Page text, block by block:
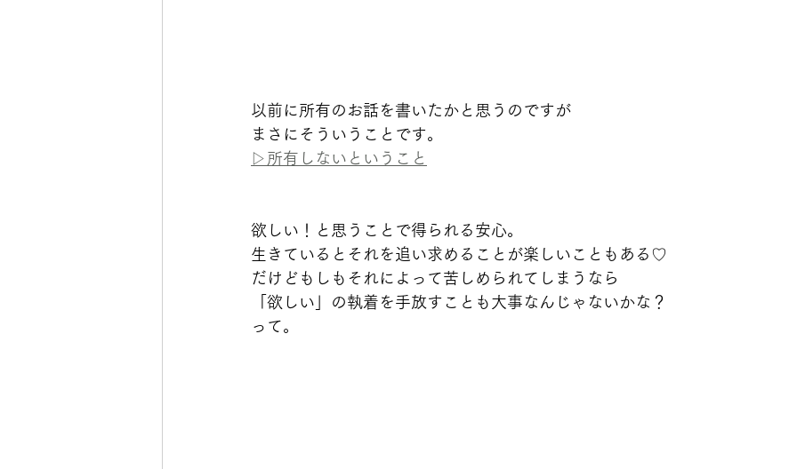
以前に所有のお話を書いたかと思うのですが
まさにそういうことです。
▷所有しないということ
欲しい！と思うことで得られる安心。
生きているとそれを追い求めることが楽しいこともある♡
だけどもしもそれによって苦しめられてしまうなら
「欲しい」の執着を手放すことも大事なんじゃないかな？
って。